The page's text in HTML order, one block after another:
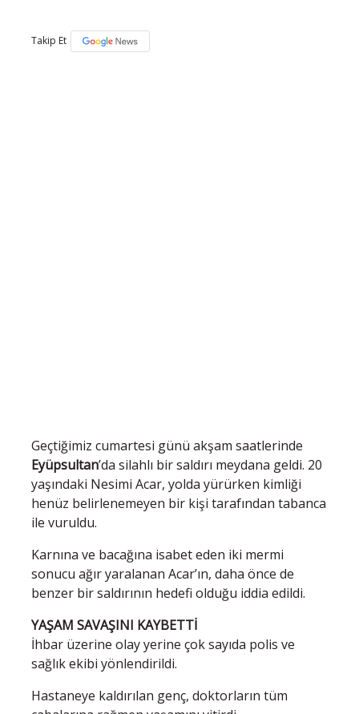
Takip Et
Geçtiğimiz cumartesi günü akşam saatlerinde
Eyüpsultan’da silahlı bir saldırı meydana geldi. 20
yaşındaki Nesimi Acar, yolda yürürken kimliği
henüz belirlenemeyen bir kişi tarafından tabanca
ile vuruldu.
Karnına ve bacağına isabet eden iki mermi
sonucu ağır yaralanan Acar’ın, daha önce de
benzer bir saldırının hedefi olduğu iddia edildi.
YAŞAM SAVAŞINI KAYBETTİ
İhbar üzerine olay yerine çok sayıda polis ve
sağlık ekibi yönlendirildi.
Hastaneye kaldırılan genç, doktorların tüm